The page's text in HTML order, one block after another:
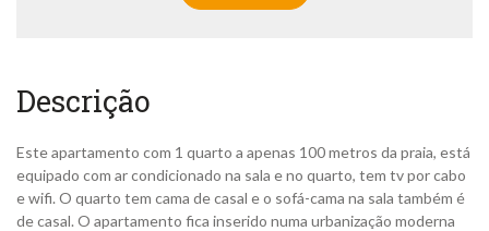
d
e
Descrição
Este apartamento com 1 quarto a apenas 100 metros da praia, está
equipado com ar condicionado na sala e no quarto, tem tv por cabo
e wifi. O quarto tem cama de casal e o sofá-cama na sala também é
de casal. O apartamento fica inserido numa urbanização moderna